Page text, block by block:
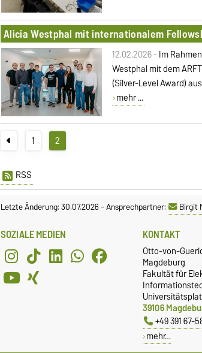
Alicia Westphal mit internationalem
12.02.2026 -Im
Westphal mit dem
(Silver-Level Award)
mehr ...
1 2
RSS
Letzte Änderung: 30.07.2026-Ansprechpartner: Birgit
SOZIALE MEDIEN KONTAKT
Otto-von-
Magdeburg
Fakultät für
39106
+49 391 67-
mehr…